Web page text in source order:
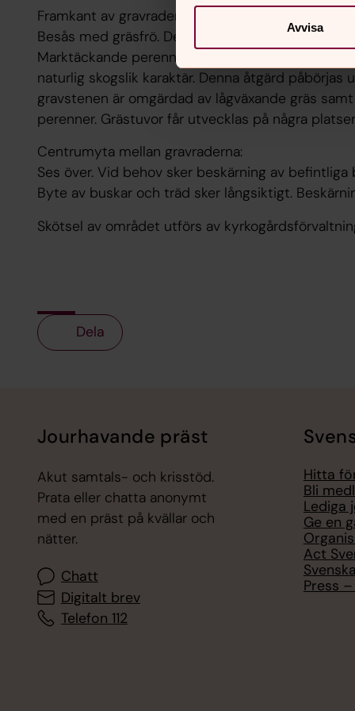
Avvisa
Framkant av gravraderna:
Besås med gräsfrö. Denna åtgärd utförs hösten
Marktäckande perenner samt solitära perenner
naturlig skogslik karaktär. Denna åtgärd
gravstenen är omgärdad av lågväxande gräs
perenner. Grästuvor får utvecklas på några
Centrumyta mellan gravraderna:
Ses över. Vid behov sker beskärning av
Byte av buskar och träd sker långsiktigt.
Skötsel av området utförs av
Dela
Jourhavande präst
Akut samtals- och krisstöd.
Prata eller chatta anonymt
med en präst på kvällar och
nätter.
Chatt
Digitalt brev
Telefon 112
Hitta
Bli
Lediga
Ge en
Act
Press